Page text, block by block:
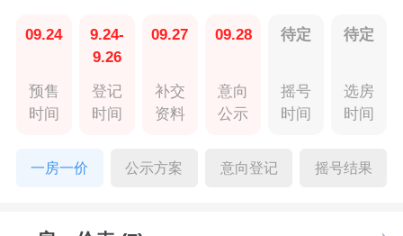
09.24
预售
时间
9.24-
9.26
登记
时间
09.27
补交
资料
09.28
意向
公示
待定
摇号
时间
待定
选房
时间
一房一价 公示方案 意向登记 摇号结果